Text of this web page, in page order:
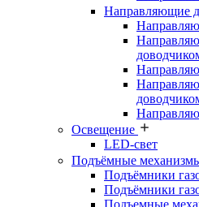
Направляющие
Освещение
LED-свет
Подъёмные
Подъёмники
Подъёмники
Подъемные